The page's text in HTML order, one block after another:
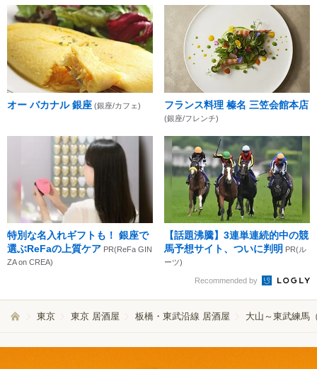
オー バカナル 銀座 (銀座/カフェ) フランス料理 榛名 三笠会館本店
(銀座/フレンチ)
特別な名入れギフトも！ 銀座で
選ぶReFaの上質ケア PR(ReFa GIN
ZA on CREA)
【話題沸騰】3連単連続的中の競
馬予想サイト、ついに判明 PR(ル
ーツ)
Recommended by
東京 東京 居酒屋 板橋・東武沿線 居酒屋 大山～東武練馬